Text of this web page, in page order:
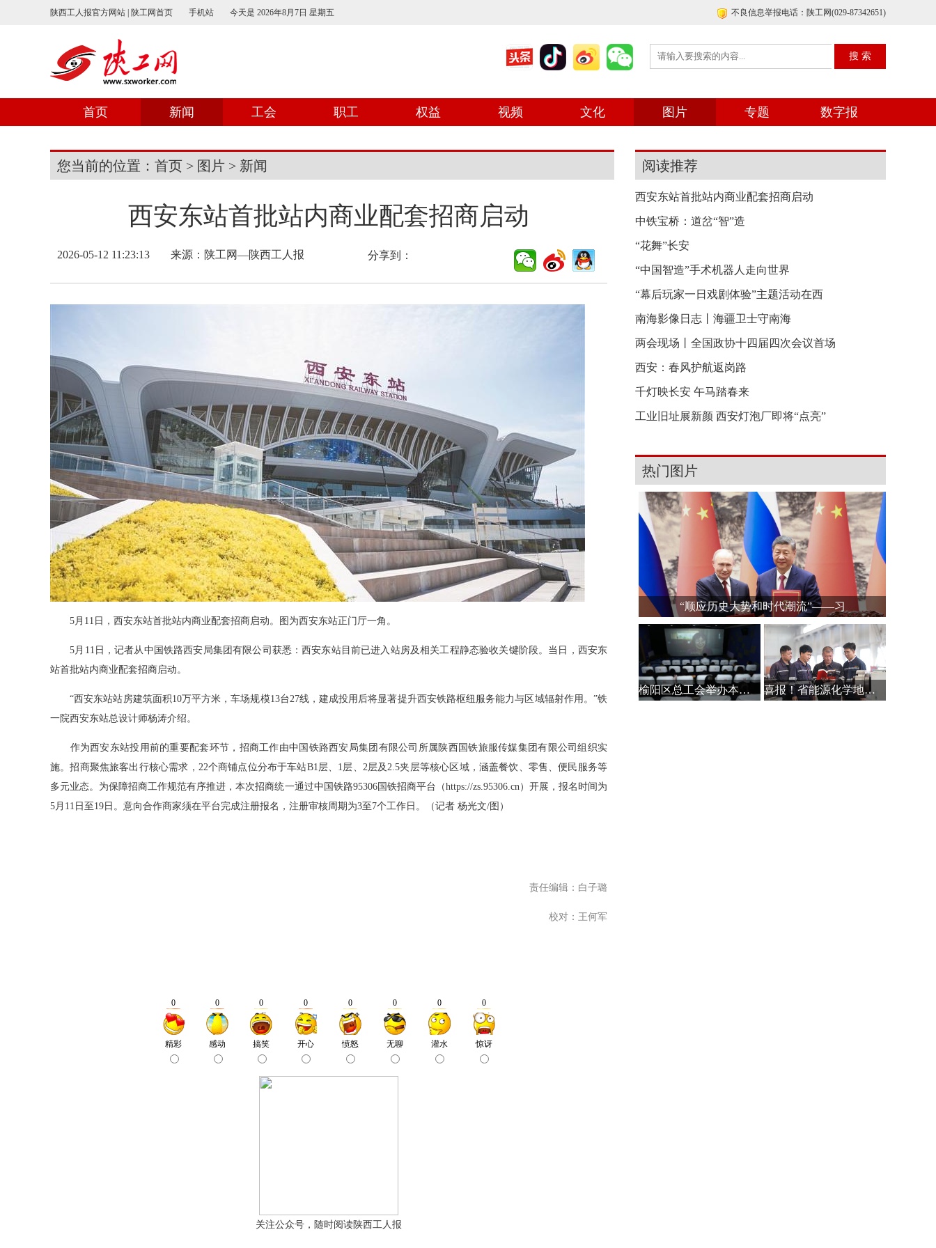
陕西工人报官方网站 | 陕工网首页 手机站 今天是 2026年8月7日 星期五 不良信息举报电话：陕工网(029-87342651)
首页 新闻 工会 职工 权益 视频 文化 图片 专题 数字报
您当前的位置： 首页 > 图片 > 新闻
西安东站首批站内商业配套招商启动
2026-05-12 11:23:13 来源： 陕工网—陕西工人报 分享到：
5月11日，西安东站首批站内商业配套招商启动。图为西安东站正门厅一角。
5月11日，记者从中国铁路西安局集团有限公司获悉：西安东站目前已进入站房及相关工程静态验收关键阶段。当日，西安东
站首批站内商业配套招商启动。
“西安东站站房建筑面积10万平方米，车场规模13台27线，建成投用后将显著提升西安铁路枢纽服务能力与区域辐射作用。”铁
一院西安东站总设计师杨涛介绍。
作为西安东站投用前的重要配套环节，招商工作由中国铁路西安局集团有限公司所属陕西国铁旅服传媒集团有限公司组织实
施。招商聚焦旅客出行核心需求，22个商铺点位分布于车站B1层、1层、2层及2.5夹层等核心区域，涵盖餐饮、零售、便民服务等
多元业态。为保障招商工作规范有序推进，本次招商统一通过中国铁路95306国铁招商平台（https://zs.95306.cn）开展，报名时间为
5月11日至19日。意向合作商家须在平台完成注册报名，注册审核周期为3至7个工作日。（记者 杨光文/图）
责任编辑：白子璐
校对：王何军
关注公众号，随时阅读陕西工人报
阅读推荐
西安东站首批站内商业配套招商启动
中铁宝桥：道岔“智”造
“花舞”长安
“中国智造”手术机器人走向世界
“幕后玩家一日戏剧体验”主题活动在西
南海影像日志丨海疆卫士守南海
两会现场丨全国政协十四届四次会议首场
西安：春风护航返岗路
千灯映长安 午马踏春来
工业旧址展新颜 西安灯泡厂即将“点亮”
热门图片
“顺应历史大势和时代潮流”——习
榆阳区总工会举办本土作家白保林创 喜报！省能源化学地质工会系统主题